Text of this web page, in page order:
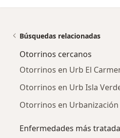
Búsquedas relacionadas
Otorrinos cercanos
Otorrinos en Urb El
Otorrinos en Urb Isla
Otorrinos en Urbanización
Enfermedades más